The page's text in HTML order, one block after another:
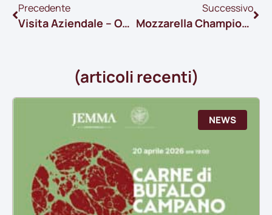
Precedente
Visita Aziendale – ONAF Salerno
Successivo
Mozzarella Championship 2023 – I° Posto DOP
(articoli recenti)
NEWS